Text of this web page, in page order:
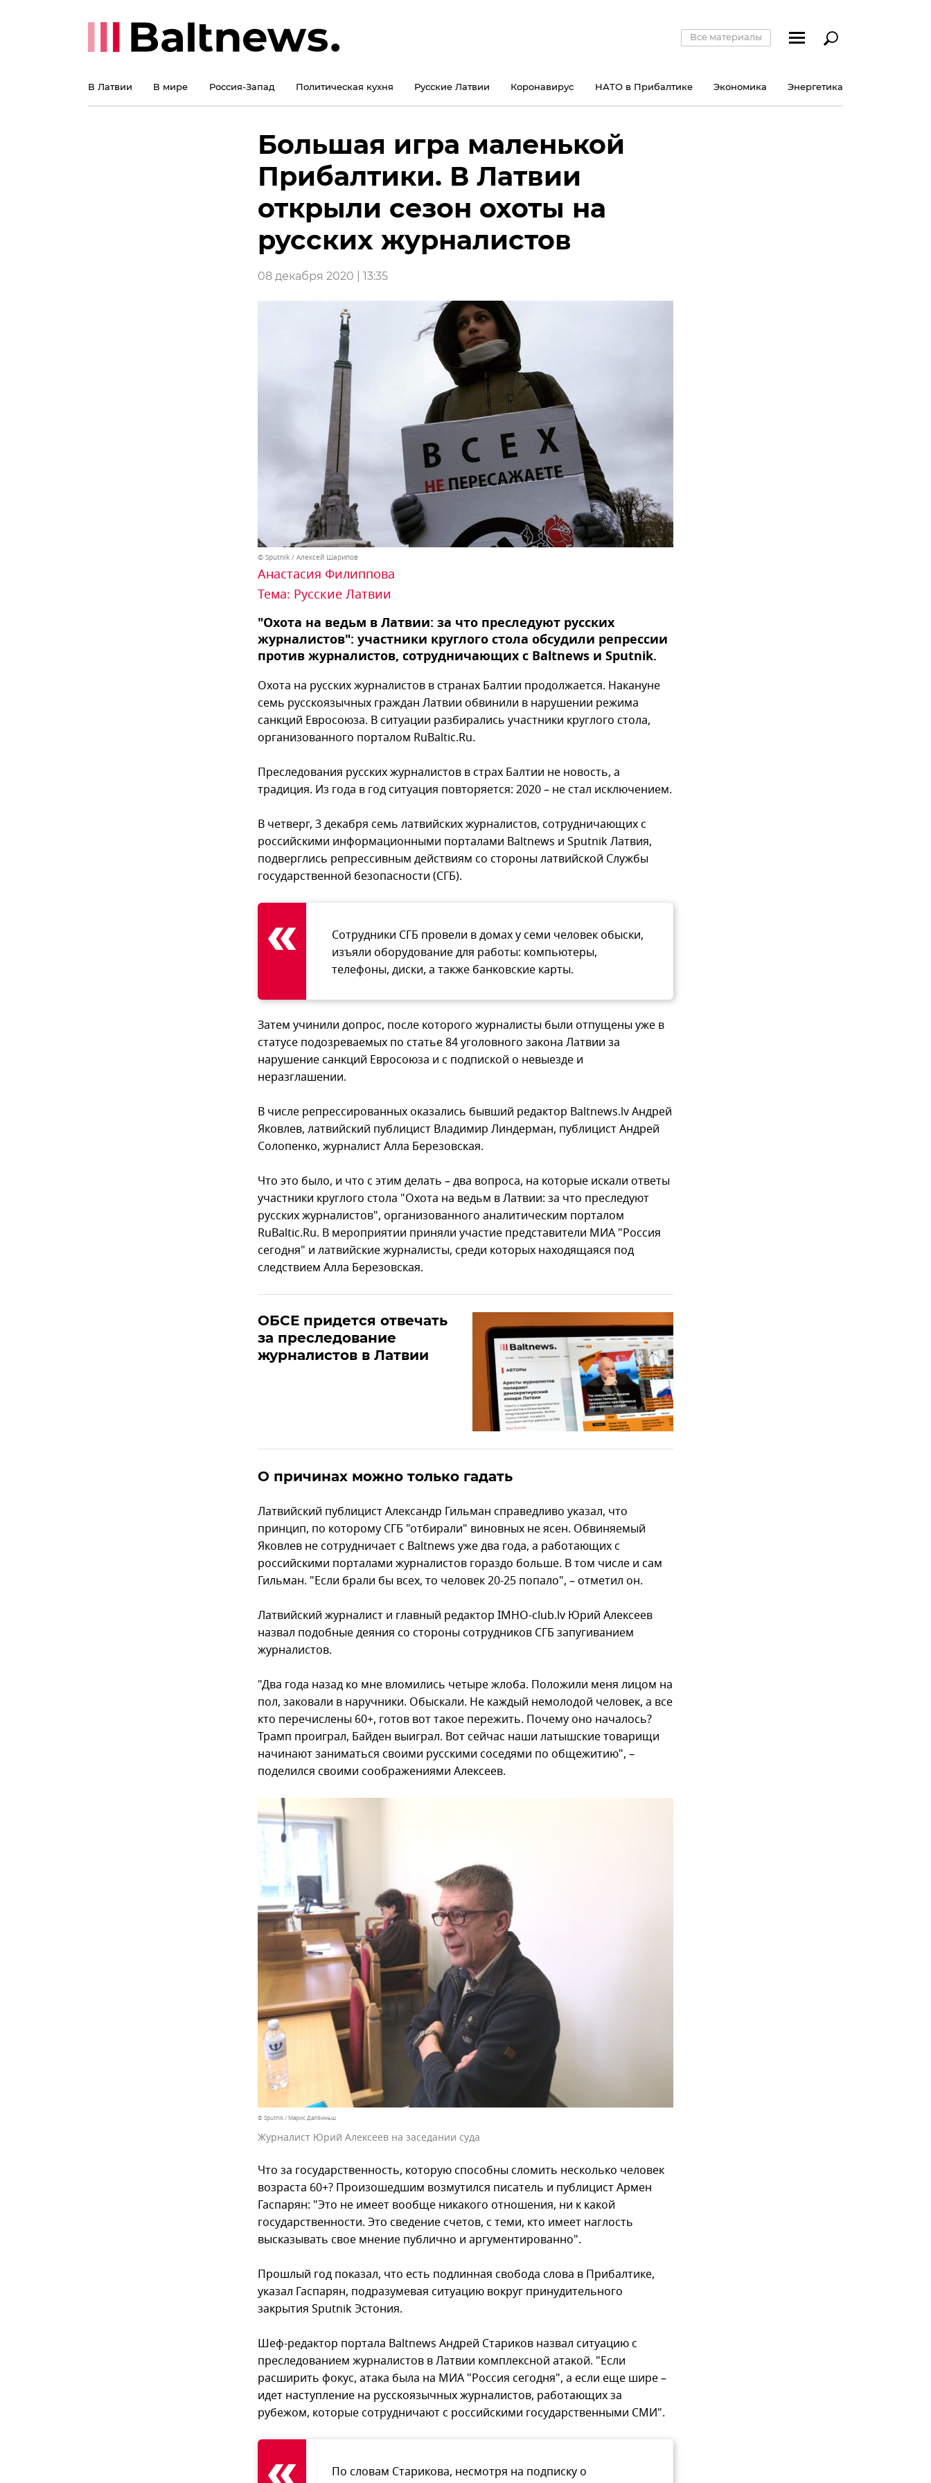
Все материалы
В Латвии В мире Россия-Запад Политическая кухня Русские Латвии Коронавирус НАТО в Прибалтике Экономика Энергетика
Большая игра маленькой
Прибалтики. В Латвии
открыли сезон охоты на
русских журналистов
08 декабря 2020 | 13:35
© Sputnik / Алексей Шарипов
Анастасия Филиппова
Тема: Русские Латвии
"Охота на ведьм в Латвии: за что преследуют русских
журналистов": участники круглого стола обсудили репрессии
против журналистов, сотрудничающих с Baltnews и Sputnik.
Охота на русских журналистов в странах Балтии продолжается. Накануне
семь русскоязычных граждан Латвии обвинили в нарушении режима
санкций Евросоюза. В ситуации разбирались участники круглого стола,
организованного порталом RuBaltic.Ru.
Преследования русских журналистов в страх Балтии не новость, а
традиция. Из года в год ситуация повторяется: 2020 – не стал исключением.
В четверг, 3 декабря семь латвийских журналистов, сотрудничающих с
российскими информационными порталами Baltnews и Sputnik Латвия,
подверглись репрессивным действиям со стороны латвийской Службы
государственной безопасности (СГБ).
Сотрудники СГБ провели в домах у семи человек обыски,
изъяли оборудование для работы: компьютеры,
телефоны, диски, а также банковские карты.
Затем учинили допрос, после которого журналисты были отпущены уже в
статусе подозреваемых по статье 84 уголовного закона Латвии за
нарушение санкций Евросоюза и с подпиской о невыезде и
неразглашении.
В числе репрессированных оказались бывший редактор Baltnews.lv Андрей
Яковлев, латвийский публицист Владимир Линдерман, публицист Андрей
Солопенко, журналист Алла Березовская.
Что это было, и что с этим делать – два вопроса, на которые искали ответы
участники круглого стола "Охота на ведьм в Латвии: за что преследуют
русских журналистов", организованного аналитическим порталом
RuBaltic.Ru. В мероприятии приняли участие представители МИА "Россия
сегодня" и латвийские журналисты, среди которых находящаяся под
следствием Алла Березовская.
ОБСЕ придется отвечать
за преследование
журналистов в Латвии
О причинах можно только гадать
Латвийский публицист Александр Гильман справедливо указал, что
принцип, по которому СГБ "отбирали" виновных не ясен. Обвиняемый
Яковлев не сотрудничает с Baltnews уже два года, а работающих с
российскими порталами журналистов гораздо больше. В том числе и сам
Гильман. "Если брали бы всех, то человек 20-25 попало", – отметил он.
Латвийский журналист и главный редактор IMHO-club.lv Юрий Алексеев
назвал подобные деяния со стороны сотрудников СГБ запугиванием
журналистов.
"Два года назад ко мне вломились четыре жлоба. Положили меня лицом на
пол, заковали в наручники. Обыскали. Не каждый немолодой человек, а все
кто перечислены 60+, готов вот такое пережить. Почему оно началось?
Трамп проиграл, Байден выиграл. Вот сейчас наши латышские товарищи
начинают заниматься своими русскими соседями по общежитию", –
поделился своими соображениями Алексеев.
© Sputnik / Марис Далбиньш
Журналист Юрий Алексеев на заседании суда
Что за государственность, которую способны сломить несколько человек
возраста 60+? Произошедшим возмутился писатель и публицист Армен
Гаспарян: "Это не имеет вообще никакого отношения, ни к какой
государственности. Это сведение счетов, с теми, кто имеет наглость
высказывать свое мнение публично и аргументированно".
Прошлый год показал, что есть подлинная свобода слова в Прибалтике,
указал Гаспарян, подразумевая ситуацию вокруг принудительного
закрытия Sputnik Эстония.
Шеф-редактор портала Baltnews Андрей Стариков назвал ситуацию с
преследованием журналистов в Латвии комплексной атакой. "Если
расширить фокус, атака была на МИА "Россия сегодня", а если еще шире –
идет наступление на русскоязычных журналистов, работающих за
рубежом, которые сотрудничают с российскими государственными СМИ".
По словам Старикова, несмотря на подписку о